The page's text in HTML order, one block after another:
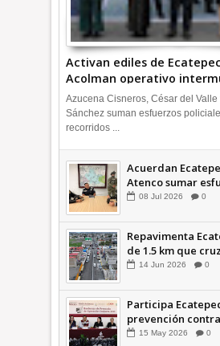
Activan ediles de
Acolman operativo
Azucena Cisneros, César del Valle
Sánchez suman esfuerzos
recorridos ...
Acuerdan
Atenco sumar
seguridad
08 Jul 2026 0
Repavimenta
de 1.5 km que
comunidades
14 Jun 2026 0
Participa
prevención contra
inundaciones en
15 May 2026 0